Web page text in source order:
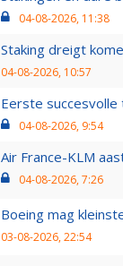
04-08-2026, 11:38
Staking dreigt
04-08-2026, 10:57
Eerste
04-08-2026, 9:54
Air France-KLM
04-08-2026, 7:26
Boeing mag
03-08-2026, 22:54